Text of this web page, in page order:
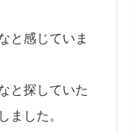
と感じていま
と探していた
ました。